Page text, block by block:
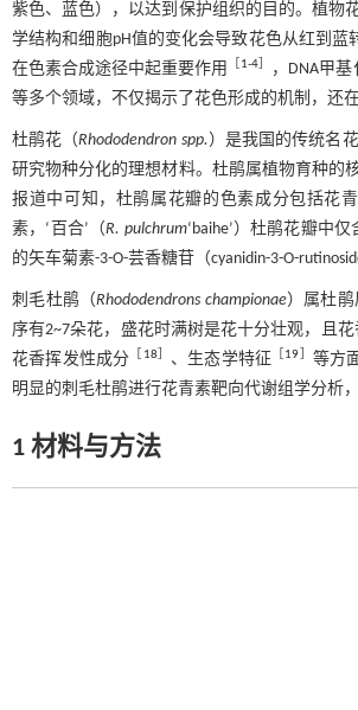
紫色、蓝色），以达到保护组织的目的。植物
学结构和细胞pH值的变化会导致花色从红到
在色素合成途径中起重要作用
1-4 ，DNA甲
等多个领域，不仅揭示了花色形成的机制，还
杜鹃花（Rhododendron spp.）是我国的传统名
研究物种分化的理想材料。杜鹃属植物育种的
报道中可知，杜鹃属花瓣的色素成分包括花
素，‘百合’（R. pulchrum‘baihe’）杜鹃花瓣中
的矢车菊素-3-O-芸香糖苷（cyanidin-3-O-
刺毛杜鹃（Rhododendrons championae）属杜鹃
序有2~7朵花，盛花时满树是花十分壮观，且
花香挥发性成分
18 、生态学特征 19
等方
明显的刺毛杜鹃进行花青素靶向代谢组学分析
1 材料与方法